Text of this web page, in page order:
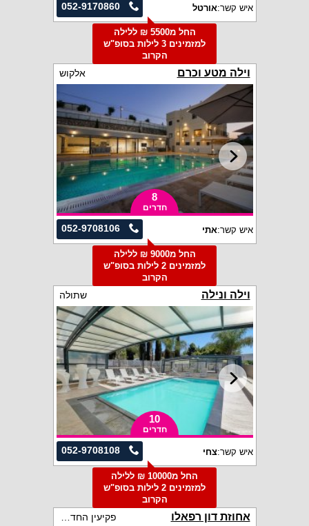
052-9170860 איש קשר:אורטל
החל מ5500 ₪ ללילה
למזמינים 3 לילות בסופ"ש
הקרוב
וילה מטע וכרם אלקוש
8
חדרים
052-9708106 איש קשר:אתי
החל מ9000 ₪ ללילה
למזמינים 2 לילות בסופ"ש
הקרוב
וילה ונילה שתולה
10
חדרים
052-9708108 איש קשר:צחי
החל מ10000 ₪ ללילה
למזמינים 2 לילות בסופ"ש
הקרוב
אחוזת דון רפאלו